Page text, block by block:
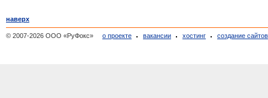
наверх
© 2007-2026 ООО «РуФокс» о проекте вакансии хостинг создание сайтов